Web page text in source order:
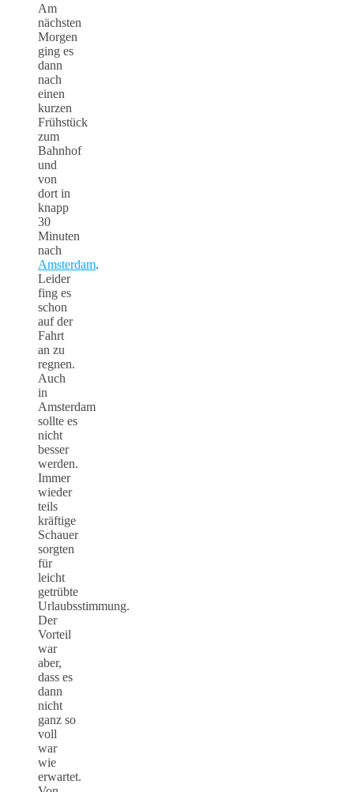
Am
nächsten
Morgen
ging es
dann
nach
einen
kurzen
Frühstück
zum
Bahnhof
und
von
dort in
knapp
30
Minuten
nach
Amsterdam.
Leider
fing es
schon
auf der
Fahrt
an zu
regnen.
Auch
in
Amsterdam
sollte es
nicht
besser
werden.
Immer
wieder
teils
kräftige
Schauer
sorgten
für
leicht
getrübte
Urlaubsstimmung.
Der
Vorteil
war
aber,
dass es
dann
nicht
ganz so
voll
war
wie
erwartet.